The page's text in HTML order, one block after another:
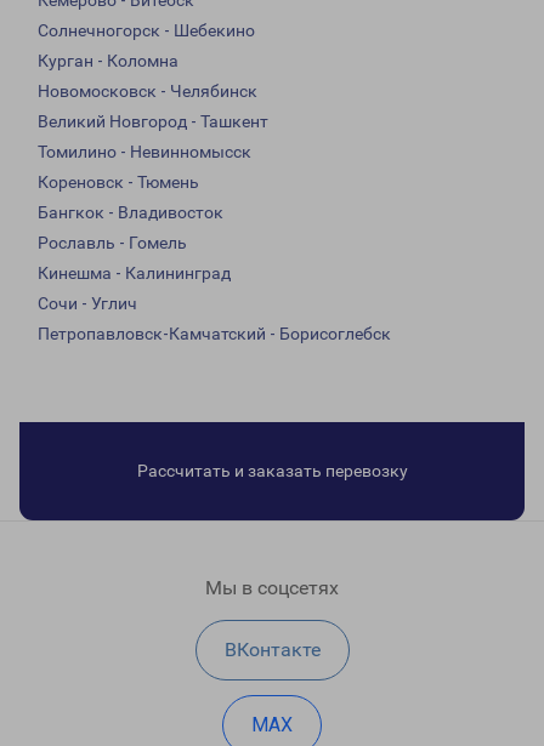
Солнечногорск - Шебекино
Курган - Коломна
Новомосковск - Челябинск
Великий Новгород - Ташкент
Томилино - Невинномысск
Кореновск - Тюмень
Бангкок - Владивосток
Рославль - Гомель
Кинешма - Калининград
Сочи - Углич
Петропавловск-Камчатский - Борисоглебск
Рассчитать и заказать перевозку
Мы в соцсетях
ВКонтакте
MAX